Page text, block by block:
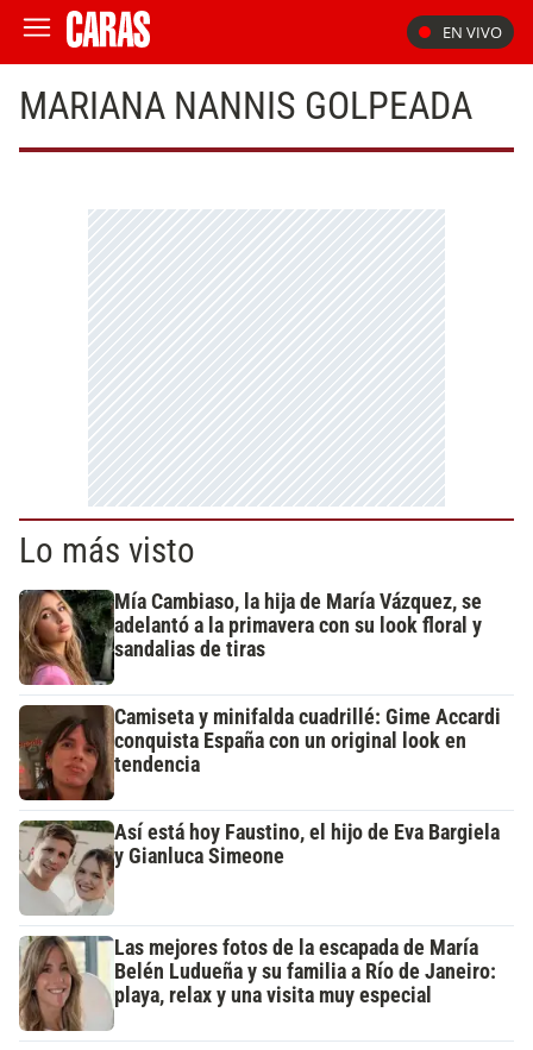
EN VIVO
MARIANA NANNIS GOLPEADA
Lo más visto
Mía Cambiaso, la hija de María Vázquez, se
adelantó a la primavera con su look floral y
sandalias de tiras
Camiseta y minifalda cuadrillé: Gime Accardi
conquista España con un original look en
tendencia
Así está hoy Faustino, el hijo de Eva Bargiela
y Gianluca Simeone
Las mejores fotos de la escapada de María
Belén Ludueña y su familia a Río de Janeiro:
playa, relax y una visita muy especial